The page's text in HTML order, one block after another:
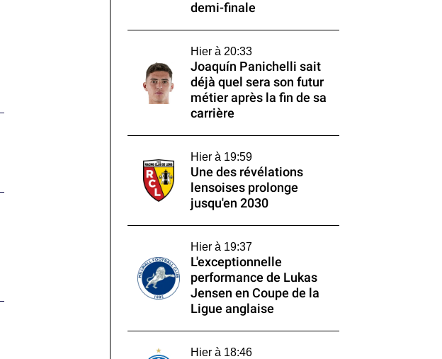
demi-finale
Hier à 20:33
Joaquín Panichelli sait
déjà quel sera son futur
métier après la fin de sa
carrière
Hier à 19:59
Une des révélations
lensoises prolonge
jusqu'en 2030
Hier à 19:37
L'exceptionnelle
performance de Lukas
Jensen en Coupe de la
Ligue anglaise
Hier à 18:46